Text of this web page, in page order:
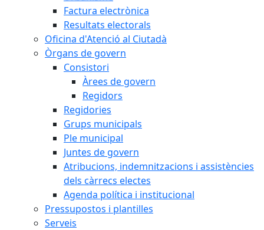
Factura electrònica
Resultats electorals
Oficina d'Atenció al Ciutadà
Òrgans de govern
Consistori
Àrees de govern
Regidors
Regidories
Grups municipals
Ple municipal
Juntes de govern
Atribucions, indemnitzacions i assistències
dels càrrecs electes
Agenda política i institucional
Pressupostos i plantilles
Serveis